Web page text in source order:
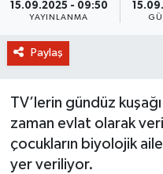
15.09.2025 - 09:50
YAYINLANMA
Paylaş
TV’lerin gündüz
zaman evlat olarak
çocukların biyolojik
yer veriliyor.